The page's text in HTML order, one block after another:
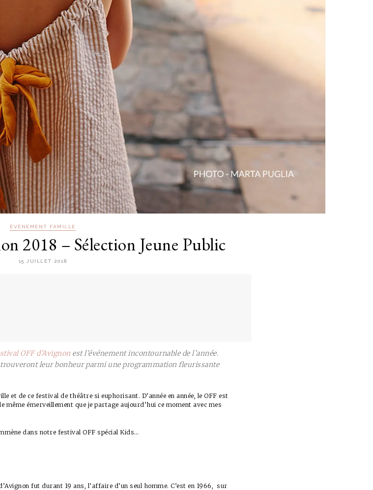
ÉVÈNEMENT FAMILLE
2018 – Sélection Jeune Public
15 JUILLET 2018
OFF d’Avignon est l’événement incontournable de l’année.
leur bonheur parmi une programmation fleurissante
et de ce festival de théâtre si euphorisant. D’année en année, le OFF est
même émerveillement que je partage aujourd’hui ce moment avec mes
dans notre festival OFF spécial Kids…
fut durant 19 ans, l’affaire d’un seul homme. C’est en 1966, sur